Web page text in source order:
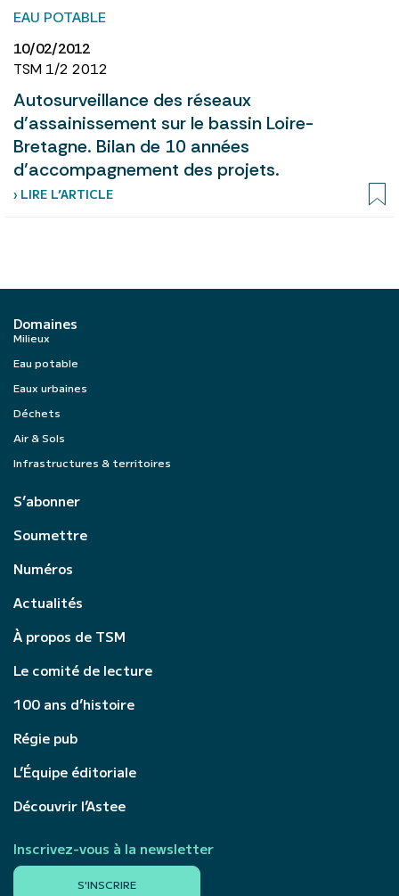
EAU POTABLE
10/02/2012
TSM 1/2 2012
Autosurveillance des réseaux
d’assainissement sur le bassin Loire-
Bretagne. Bilan de 10 années
d’accompagnement des projets.
› LIRE L’ARTICLE
Domaines
Milieux
Eau potable
Eaux urbaines
Déchets
Air & Sols
Infrastructures & territoires
S’abonner
Soumettre
Numéros
Actualités
À propos de TSM
Le comité de lecture
100 ans d’histoire
Régie pub
L’Équipe éditoriale
Découvrir l’Astee
Inscrivez-vous à la newsletter
S'INSCRIRE